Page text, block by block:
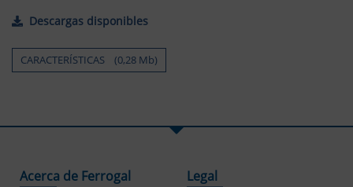
Descargas disponibles
CARACTERÍSTICAS (0,28 Mb)
Acerca de Ferrogal Legal